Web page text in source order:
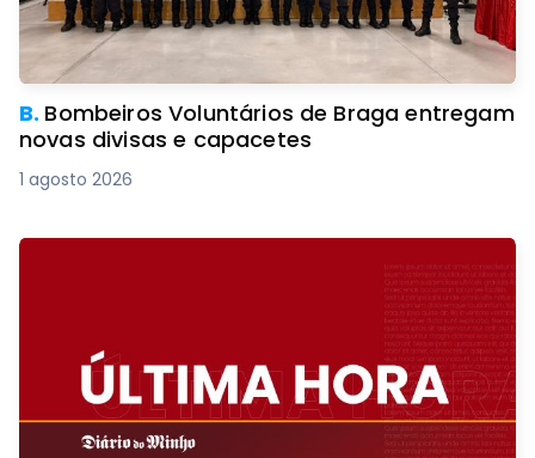
B. Bombeiros Voluntários de Braga entregam
novas divisas e capacetes
1 agosto 2026